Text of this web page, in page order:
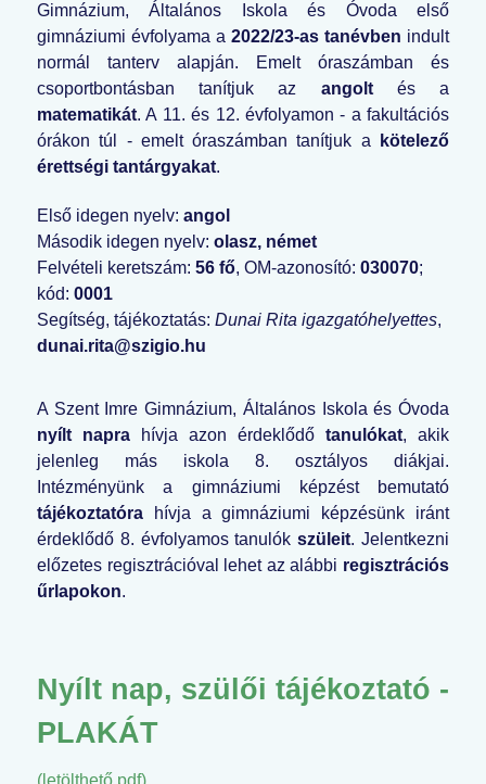
Gimnázium, Általános Iskola és Óvoda első
gimnáziumi évfolyama a 2022/23-as tanévben indult
normál tanterv alapján. Emelt óraszámban és
csoportbontásban tanítjuk az angoltés a
matematikát. A 11. és 12. évfolyamon - a fakultációs
órákon túl - emelt óraszámban tanítjuk a
kötelező
érettségi tantárgyakat.
Első idegen nyelv: angol
Második idegen nyelv: olasz, német
Felvételi keretszám: 56 fő, OM-azonosító: 030070;
kód: 0001
Segítség, tájékoztatás: Dunai Rita igazgatóhelyettes,
dunai.rita@szigio.hu
A Szent Imre Gimnázium, Általános Iskola és Óvoda
nyílt napra hívja azon érdeklődő tanulókat, akik
jelenleg más iskola 8. osztályos diákjai.
Intézményünk a gimnáziumi képzést bemutató
tájékoztatóra hívja a gimnáziumi képzésünk iránt
érdeklődő 8. évfolyamos tanulókszüleit. Jelentkezni
előzetes regisztrációval lehet az alábbi regisztrációs
űrlapokon.
Nyílt nap, szülői tájékoztató -
PLAKÁT
(letölthető pdf)